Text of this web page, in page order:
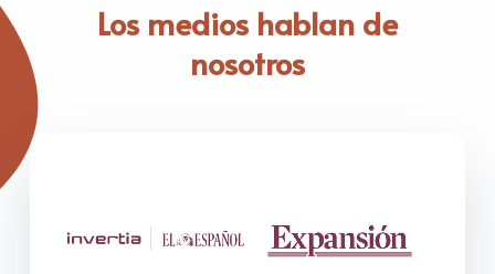
Los medios hablan de
nosotros